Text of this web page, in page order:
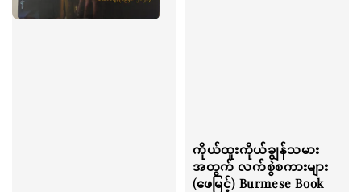
ကိုယ်ထူးကိုယ်ချွန်သမား
အတွက် လက်စွဲစကားများ
(ဖေမြင့်) Burmese Book